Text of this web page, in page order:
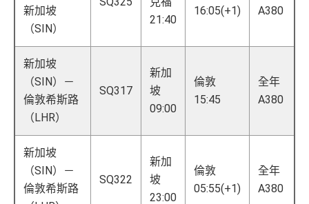
新加坡
（SIN）
21:40
16:05(+1) A380
新加坡
（SIN）－
倫敦希斯路
（LHR）
SQ317
新加
坡
09:00
倫敦
15:45
全年
A380
新加坡
（SIN）－
倫敦希斯路
SQ322
新加
坡
23:00
倫敦
05:55(+1)
全年
A380